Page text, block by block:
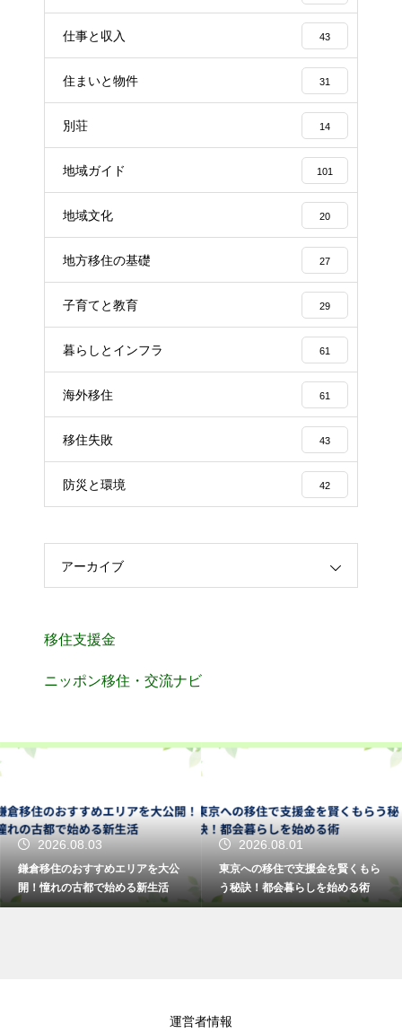
仕事と収入 43
住まいと物件 31
別荘 14
地域ガイド 101
地域文化 20
地方移住の基礎 27
子育てと教育 29
暮らしとインフラ 61
海外移住 61
移住失敗 43
防災と環境 42
アーカイブ
移住支援金
ニッポン移住・交流ナビ
2026.08.03
鎌倉移住のおすすめエリアを大公
開！憧れの古都で始める新生活
2026.08.01
東京への移住で支援金を賢くもら
う秘訣！都会暮らしを始める術
運営者情報